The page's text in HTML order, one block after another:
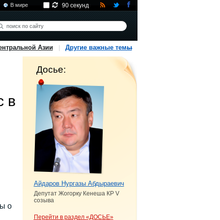
В мире 90 секунд
Азии Другие важные темы
в
о
Досье:
Айдаров Нургазы Абдыраевич
Депутат Жогорку Кенеша КР V
созыва
Перейти в раздел «ДОСЬЕ»